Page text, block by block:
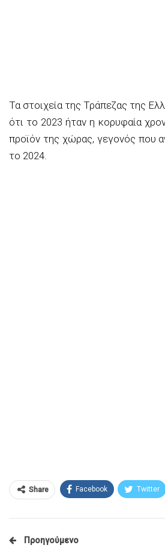
Τα στοιχεία της Τράπεζας της
ότι το 2023 ήταν η κορυφαία
προϊόν της χώρας, γεγονός που
το 2024.
Share Facebook Twitter
Προηγούμενο